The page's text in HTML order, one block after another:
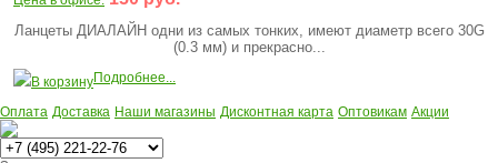
Ланцеты ДИАЛАЙН одни из самых тонких, имеют диаметр всего 30G
(0.3 мм) и прекрасно...
В корзинуПодробнее...
Оплата Доставка Наши магазины Дисконтная карта Оптовикам Акции